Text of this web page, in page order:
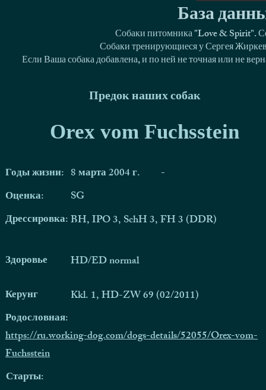
База
Собаки питомника "Love & Spirit".
Собаки тренирующиеся у Сергея
Если Ваша собака добавлена, и по ней не точная или не
Предок наших собак
Orex vom Fuchsstein
Годы жизни: 8 марта 2004 г.
-
Оценка:
SG
Дрессировка:BH, IPO 3, SchH 3, FH 3 (DDR)
Здоровье
HD/ED normal
Керунг
Kkl. 1, HD-ZW 69 (02/2011)
Родословная:
https://ru.working-dog.com/dogs-details/52055/Orex-vom-
Fuchsstein
Старты: